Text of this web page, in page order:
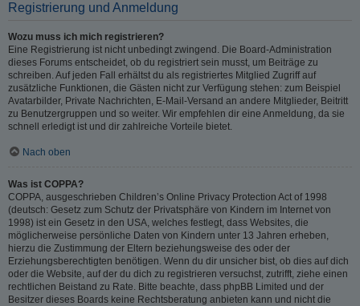
Registrierung und Anmeldung
Wozu muss ich mich registrieren?
Eine Registrierung ist nicht unbedingt zwingend. Die Board-Administration
dieses Forums entscheidet, ob du registriert sein musst, um Beiträge zu
schreiben. Auf jeden Fall erhältst du als registriertes Mitglied Zugriff auf
zusätzliche Funktionen, die Gästen nicht zur Verfügung stehen: zum Beispiel
Avatarbilder, Private Nachrichten, E-Mail-Versand an andere Mitglieder, Beitritt
zu Benutzergruppen und so weiter. Wir empfehlen dir eine Anmeldung, da sie
schnell erledigt ist und dir zahlreiche Vorteile bietet.
Nach oben
Was ist COPPA?
COPPA, ausgeschrieben Children’s Online Privacy Protection Act of 1998
(deutsch: Gesetz zum Schutz der Privatsphäre von Kindern im Internet von
1998) ist ein Gesetz in den USA, welches festlegt, dass Websites, die
möglicherweise persönliche Daten von Kindern unter 13 Jahren erheben,
hierzu die Zustimmung der Eltern beziehungsweise des oder der
Erziehungsberechtigten benötigen. Wenn du dir unsicher bist, ob dies auf dich
oder die Website, auf der du dich zu registrieren versuchst, zutrifft, ziehe einen
rechtlichen Beistand zu Rate. Bitte beachte, dass phpBB Limited und der
Besitzer dieses Boards keine Rechtsberatung anbieten kann und nicht die